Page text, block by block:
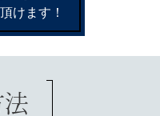
けます！
法